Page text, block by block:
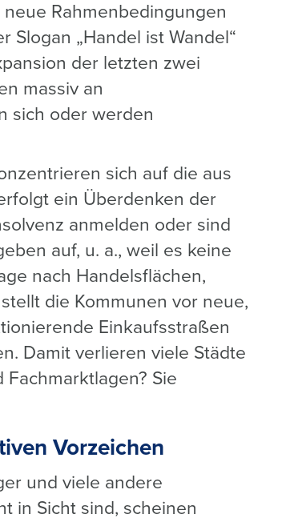
Rahmenbedingungen
Slogan „Handel ist Wandel“
der letzten zwei
massiv an
sich oder werden
sich auf die aus
ein Überdenken der
anmelden oder sind
auf, u. a., weil es keine
nach Handelsflächen,
die Kommunen vor neue,
Einkaufsstraßen
Damit verlieren viele Städte
Sie
Vorzeichen
und viele andere
in Sicht sind, scheinen